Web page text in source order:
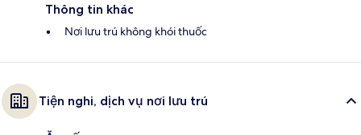
Thông tin khác
Nơi lưu trú không khói thuốc
Tiện nghi, dịch vụ nơi lưu trú